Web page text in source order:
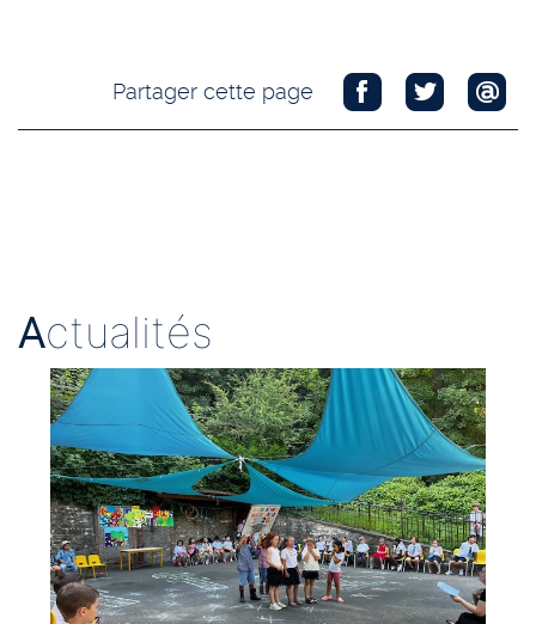
Partager cette page
Actualités